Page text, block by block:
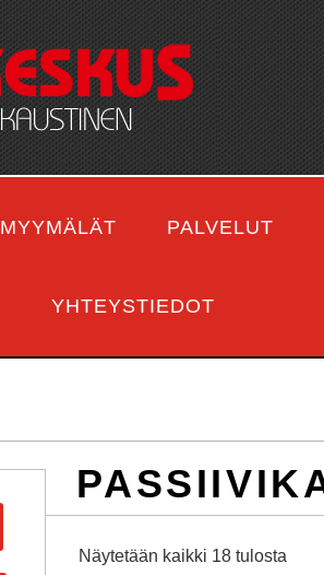
MYYMÄLÄT PALVELUT
YHTEYSTIEDOT
Näytetään kaikki 18 tulosta